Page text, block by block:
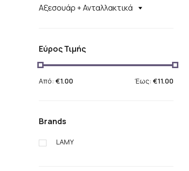
Αξεσουάρ + Ανταλλακτικά
Εύρος Τιμής
Από: €1.00 Έως: €11.00
Brands
LAMY